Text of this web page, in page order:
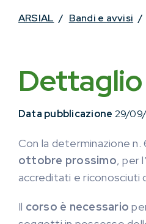
ARSIAL / Bandi e avvisi /
Data pubblicazione 29/
Con la determinazione
ottobre prossimo, per
accreditati e riconosciuti
Il corso è necessario